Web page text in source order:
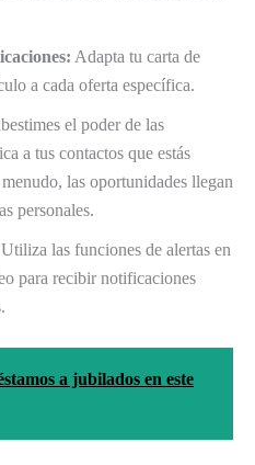
Adapta tu carta de
a cada oferta específica.
el poder de las
a tus contactos que estás
las oportunidades llegan
personales.
Utiliza las funciones de alertas en
para recibir notificaciones
a jubilados en este